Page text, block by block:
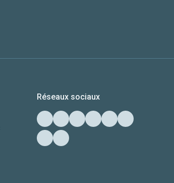
Réseaux sociaux